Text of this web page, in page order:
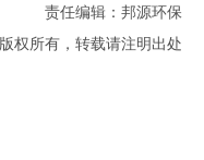
责任编辑：邦源环保
版权所有，转载请注明出处